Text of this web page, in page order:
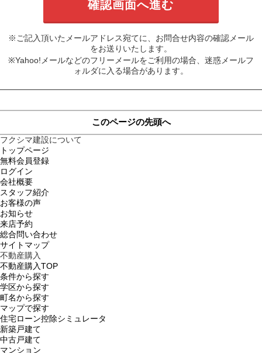
※ご記入頂いたメールアドレス宛てに、お問合せ内容の確認メール
をお送りいたします。
※Yahoo!メールなどのフリーメールをご利用の場合、迷惑メールフ
ォルダに入る場合があります。
このページの先頭へ
フクシマ建設について
トップページ
無料会員登録
ログイン
会社概要
スタッフ紹介
お客様の声
お知らせ
来店予約
総合問い合わせ
サイトマップ
不動産購入
不動産購入TOP
条件から探す
学区から探す
町名から探す
マップで探す
住宅ローン控除シミュレータ
新築戸建て
中古戸建て
マンション